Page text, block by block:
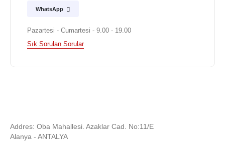
WhatsApp
Pazartesi - Cumartesi - 9.00 - 19.00
Sık Sorulan Sorular
Addres: Oba Mahallesi. Azaklar Cad. No:11/E
Alanya - ANTALYA